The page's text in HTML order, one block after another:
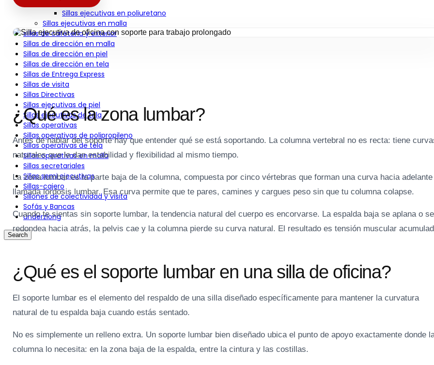
Sillas ejecutivas en poliuretano
Sillas ejecutivas en malla
sillas de cafetería y exterior
Sillas de dirección en malla
Sillas de dirección en piel
Sillas de dirección en tela
Sillas de Entrega Express
Sillas de visita
Sillas Directivas
Sillas ejecutivas de piel
Sillas ejecutivas de tela
Sillas operativas
Sillas operativas de polipropileno
Sillas operativas de tela
Sillas operativas en malla
Sillas secretariales
Sillas semi ejecutivas
Sillas-cajero
Sillones de colectividad y visita
Sofás y Bancas
underzlong
Search
¿Qué es la zona lumbar?
Antes de hablar del soporte hay que entender qué se está soportando. La columna vertebral no es recta: tiene
naturales que le dan estabilidad y flexibilidad al mismo tiempo.
La zona lumbar es la parte baja de la columna, compuesta por cinco vértebras que forman una curva hacia adelante
llamada lordosis lumbar. Esa curva permite que te pares, camines y cargues peso sin que tu columna colapse.
Cuando te sientas sin soporte lumbar, la tendencia natural del cuerpo es encorvarse. La espalda baja se aplana o se
redondea hacia atrás, la pelvis cae y la columna pierde su curva natural. El resultado es tensión muscular
¿Qué es el soporte lumbar en una silla de oficina?
El soporte lumbar es el elemento del respaldo de una silla diseñado específicamente para mantener la curvatura
natural de tu espalda baja cuando estás sentado.
No es simplemente un relleno extra. Un soporte lumbar bien diseñado ubica el punto de apoyo exactamente donde
columna lo necesita: en la zona baja de la espalda, entre la cintura y las costillas.